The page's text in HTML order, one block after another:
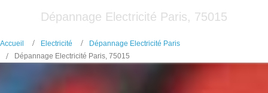
Dépannage Electricité Paris, 75015
Accueil Electricité
Dépannage Electricité Paris
Dépannage Electricité Paris, 75015